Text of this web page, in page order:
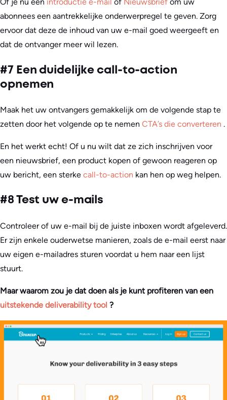
abonnees een aantrekkelijke onderwerpregel te geven. Zorg
ervoor dat deze de inhoud van uw e-mail goed weergeeft en
dat de ontvanger meer wil lezen.
#7 Een duidelijke call-to-action
opnemen
Maak het uw ontvangers gemakkelijk om de volgende stap te
zetten door het volgende op te nemen CTA’s die converteren .
En het werkt echt! Of u nu wilt dat ze zich inschrijven voor
een nieuwsbrief, een product kopen of gewoon reageren op
uw bericht, een sterke call-to-action kan hen op weg helpen.
#8 Test uw e-mails
Controleer of uw e-mail bij de juiste inboxen wordt afgeleverd.
Er zijn enkele ouderwetse manieren, zoals de e-mail eerst naar
uw eigen e-mailadres sturen voordat u hem naar een lijst
stuurt.
Maar waarom zou je dat doen als je kunt profiteren van een
uitstekende deliverability tool ?